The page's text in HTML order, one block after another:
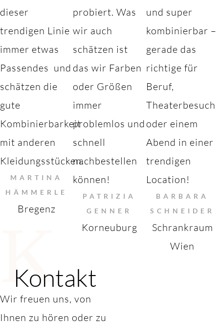
dieser
trendigen Linie
immer etwas
Passendes und
schätzen die
gute
Kombinierbarkeit
mit anderen
Kleidungsstücken.
MARTINA
HÄMMERLE
Bregenz
probiert. Was
wir auch
schätzen ist
das wir Farben
oder Größen
immer
problemlos und
schnell
nachbestellen
können!
PATRIZIA
GENNER
Korneuburg
und super
kombinierbar –
gerade das
richtige für
Beruf,
Theaterbesuch
oder einem
Abend in einer
trendigen
Location!
BARBARA
SCHNEIDER
Schrankraum
Wien
K
Kontakt
Wir freuen uns, von
Ihnen zu hören oder zu